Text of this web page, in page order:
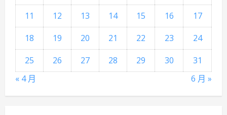
11
12 13 14 15 16
17
18
19 20 21 22 23
24
25
26 27 28 29 30
31
« 4 月
6 月 »